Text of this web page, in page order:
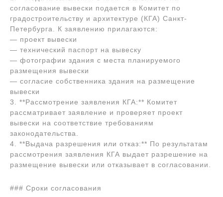
согласование вывески подается в Комитет по
градостроительству и архитектуре (КГА) Санкт-
Петербурга. К заявлению прилагаются:
— проект вывески
— технический паспорт на вывеску
— фотографии здания с места планируемого
размещения вывески
— согласие собственника здания на размещение
вывески
3. **Рассмотрение заявления КГА:** Комитет
рассматривает заявление и проверяет проект
вывески на соответствие требованиям
законодательства.
4. **Выдача разрешения или отказ:** По результатам
рассмотрения заявления КГА выдает разрешение на
размещение вывески или отказывает в согласовании.
### Сроки согласования